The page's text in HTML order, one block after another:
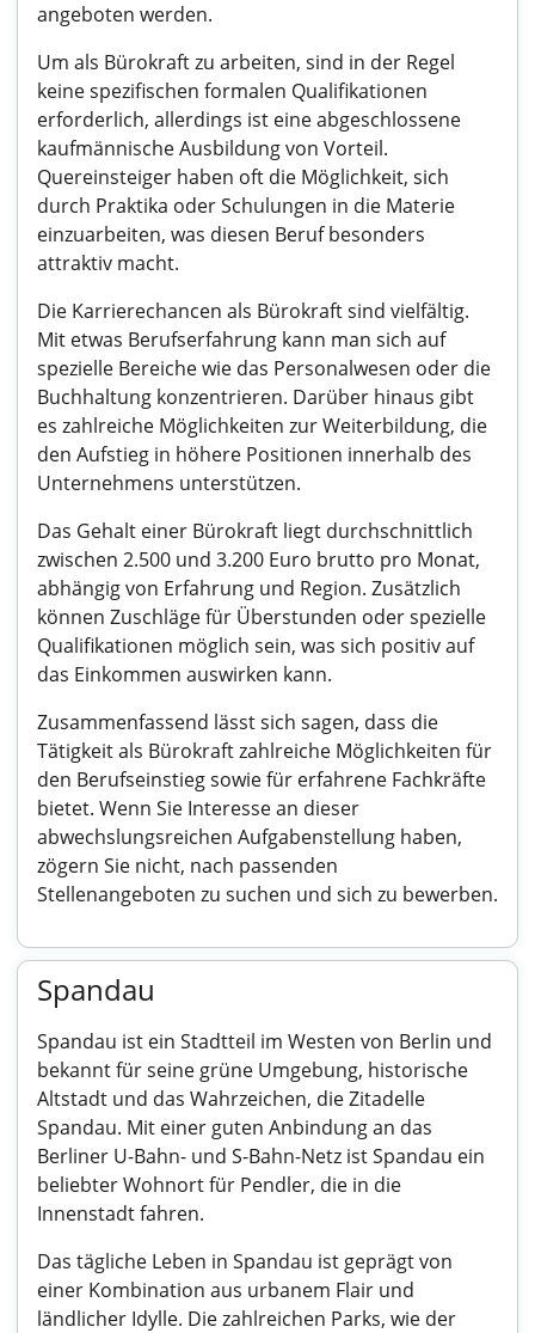
angeboten werden.
Um als Bürokraft zu arbeiten, sind in der Regel
keine spezifischen formalen Qualifikationen
erforderlich, allerdings ist eine abgeschlossene
kaufmännische Ausbildung von Vorteil.
Quereinsteiger haben oft die Möglichkeit, sich
durch Praktika oder Schulungen in die Materie
einzuarbeiten, was diesen Beruf besonders
attraktiv macht.
Die Karrierechancen als Bürokraft sind vielfältig.
Mit etwas Berufserfahrung kann man sich auf
spezielle Bereiche wie das Personalwesen oder die
Buchhaltung konzentrieren. Darüber hinaus gibt
es zahlreiche Möglichkeiten zur Weiterbildung, die
den Aufstieg in höhere Positionen innerhalb des
Unternehmens unterstützen.
Das Gehalt einer Bürokraft liegt durchschnittlich
zwischen 2.500 und 3.200 Euro brutto pro Monat,
abhängig von Erfahrung und Region. Zusätzlich
können Zuschläge für Überstunden oder spezielle
Qualifikationen möglich sein, was sich positiv auf
das Einkommen auswirken kann.
Zusammenfassend lässt sich sagen, dass die
Tätigkeit als Bürokraft zahlreiche Möglichkeiten für
den Berufseinstieg sowie für erfahrene Fachkräfte
bietet. Wenn Sie Interesse an dieser
abwechslungsreichen Aufgabenstellung haben,
zögern Sie nicht, nach passenden
Stellenangeboten zu suchen und sich zu bewerben.
Spandau
Spandau ist ein Stadtteil im Westen von Berlin und
bekannt für seine grüne Umgebung, historische
Altstadt und das Wahrzeichen, die Zitadelle
Spandau. Mit einer guten Anbindung an das
Berliner U-Bahn- und S-Bahn-Netz ist Spandau ein
beliebter Wohnort für Pendler, die in die
Innenstadt fahren.
Das tägliche Leben in Spandau ist geprägt von
einer Kombination aus urbanem Flair und
ländlicher Idylle. Die zahlreichen Parks, wie der